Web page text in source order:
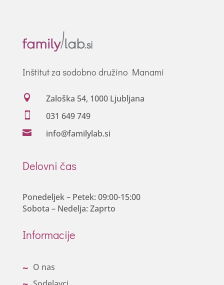
Inštitut za sodobno družino Manami
 Zaloška 54, 1000 Ljubljana
 031 649 749
 info@familylab.si
Delovni čas
Ponedeljek – Petek: 09:00-15:00
Sobota – Nedelja: Zaprto
Informacije
O nas